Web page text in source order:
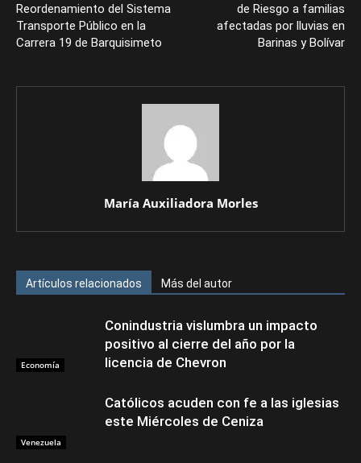
Reordenamiento del Sistema
Transporte Público en la
Carrera 19 de Barquisimeto
de Riesgo a familias
afectadas por lluvias en
Barinas y Bolívar
María Auxiliadora Morles
Artículos relacionados Más del autor
Economía
Conindustria vislumbra un impacto
positivo al cierre del año por la
licencia de Chevron
Venezuela
Católicos acuden con fe a las iglesias
este Miércoles de Ceniza